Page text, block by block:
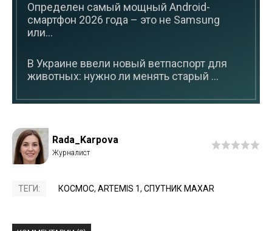
Определен самый мощный Android-
смартфон 2026 года – это не Samsung
или...
В Украине ввели новый ветпаспорт для
животных: нужно ли менять старый ...
Rada_Karpova
ТЕГИ: КОСМОС, ARTEMIS 1, СПУТНИК MAXAR